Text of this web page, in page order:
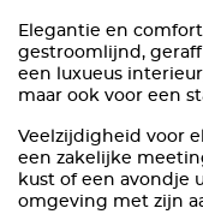
Elegantie en
gestroomlijnd,
een luxueus
maar ook voor een
Veelzijdigheid voor
een zakelijke
kust of een avondje
omgeving met zijn